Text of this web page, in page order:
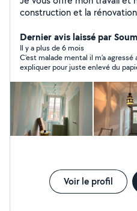
construction et la
Travaux de terrassement Rénovation de l'extérieur
Rénovation de l'intérieur
et petits travaux
Dernier avis laissé par
Il y a plus de 6 mois
C’est malade mental il m’a agressé
expliquer pour juste enlevé du
pas donnez suite il est sorti dans les escalier entrain de crier
sur les voisins sont intervenus à
un appartement de location et je
peint pour remettre un nouveau
Voir le profil